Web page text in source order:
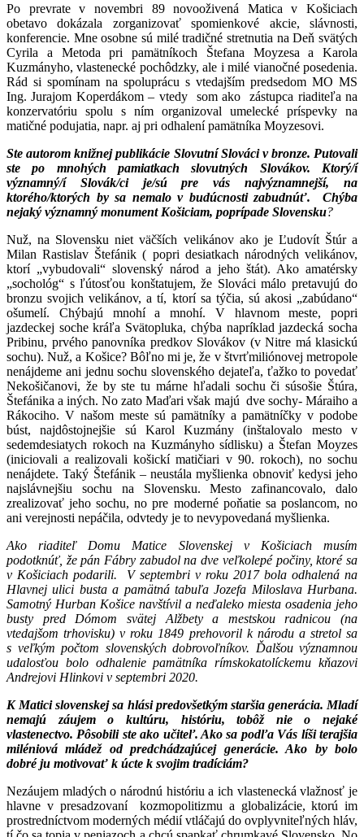
Po prevrate v novembri 89 novooživená Matica v Košiciach
obetavo dokázala zorganizovať spomienkové akcie, slávnosti,
konferencie. Mne osobne sú milé tradičné stretnutia na Deň svätých
Cyrila a Metoda pri pamätníkoch Štefana Moyzesa a Karola
Kuzmányho, vlastenecké pochôdzky, ale i milé vianočné posedenia.
Rád si spomínam na spoluprácu s vtedajším predsedom MO MS
Ing. Jurajom Koperdákom – vtedy som ako zástupca riaditeľa na
konzervatóriu spolu s ním organizoval umelecké príspevky na
matičné podujatia, napr. aj pri odhalení pamätníka Moyzesovi.
Ste autorom knižnej publikácie Slovutní Slováci v bronze. Putovali
ste po mnohých pamiatkach slovutných Slovákov. Ktorý/í
významný/í Slovák/ci je/sú pre vás najvýznamnejší, na
ktorého/ktorých by sa nemalo v budúcnosti zabudnúť. Chýba
nejaký významný monument Košiciam, poprípade Slovensku?
Nuž, na Slovensku niet väčších velikánov ako je Ľudovít Štúr a
Milan Rastislav Štefánik ( popri desiatkach národných velikánov,
ktorí „vybudovali“ slovenský národ a jeho štát). Ako amatérsky
„sochológ“ s ľútosťou konštatujem, že Slováci málo pretavujú do
bronzu svojich velikánov, a tí, ktorí sa týčia, sú akosi „zabúdano“
ošumelí. Chýbajú mnohí a mnohí. V hlavnom meste, popri
jazdeckej soche kráľa Svätopluka, chýba napríklad jazdecká socha
Pribinu, prvého panovníka predkov Slovákov (v Nitre má klasickú
sochu). Nuž, a Košice? Bôľno mi je, že v štvrťmiliónovej metropole
nenájdeme ani jednu sochu slovenského dejateľa, ťažko to povedať
Nekošičanovi, že by ste tu márne hľadali sochu či súsošie Štúra,
Štefánika a iných. No zato Maďari však majú dve sochy- Máraiho a
Rákociho. V našom meste sú pamätníky a pamätníčky v podobe
búst, najdôstojnejšie sú Karol Kuzmány (inštalovalo mesto v
sedemdesiatych rokoch na Kuzmányho sídlisku) a Štefan Moyzes
(iniciovali a realizovali košickí matičiari v 90. rokoch), no sochu
nenájdete. Taký Štefánik – neustála myšlienka obnoviť kedysi jeho
najslávnejšiu sochu na Slovensku. Mesto zafinancovalo, dalo
zrealizovať jeho sochu, no pre moderné poňatie sa poslancom, no
ani verejnosti nepáčila, odvtedy je to nevypovedaná myšlienka.
Ako riaditeľ Domu Matice Slovenskej v Košiciach musím
podotknúť, že pán Fábry zabudol na dve veľkolepé počiny, ktoré sa
v Košiciach podarili. V septembri v roku 2017 bola odhalená na
Hlavnej ulici busta a pamätná tabuľa Jozefa Miloslava Hurbana.
Samotný Hurban Košice navštívil a neďaleko miesta osadenia jeho
busty pred Dómom svätej Alžbety a mestskou radnicou (na
vtedajšom trhovisku) v roku 1849 prehovoril k národu a stretol sa
s veľkým počtom slovenských dobrovoľníkov. Ďalšou významnou
udalosťou bolo odhalenie pamätníka rímskokatolíckemu kňazovi
Andrejovi Hlinkovi v septembri 2020.
K Matici slovenskej sa hlási predovšetkým staršia generácia. Mladí
nemajú záujem o kultúru, históriu, tobôž nie o nejaké
vlastenectvo. Pôsobili ste ako učiteľ. Ako sa podľa Vás líši terajšia
miléniová mládež od predchádzajúcej generácie. Ako by bolo
dobré ju motivovať k úcte k svojim tradíciám?
Nezáujem mladých o národnú históriu a ich vlastenecká vlažnosť je
hlavne v presadzovaní kozmopolitizmu a globalizácie, ktorú im
prostredníctvom moderných médií vtláčajú do ovplyvniteľných hláv,